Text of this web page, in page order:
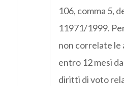
106, comma 5,
11971/1999.
non correlate le
entro 12 mesi
diritti di voto